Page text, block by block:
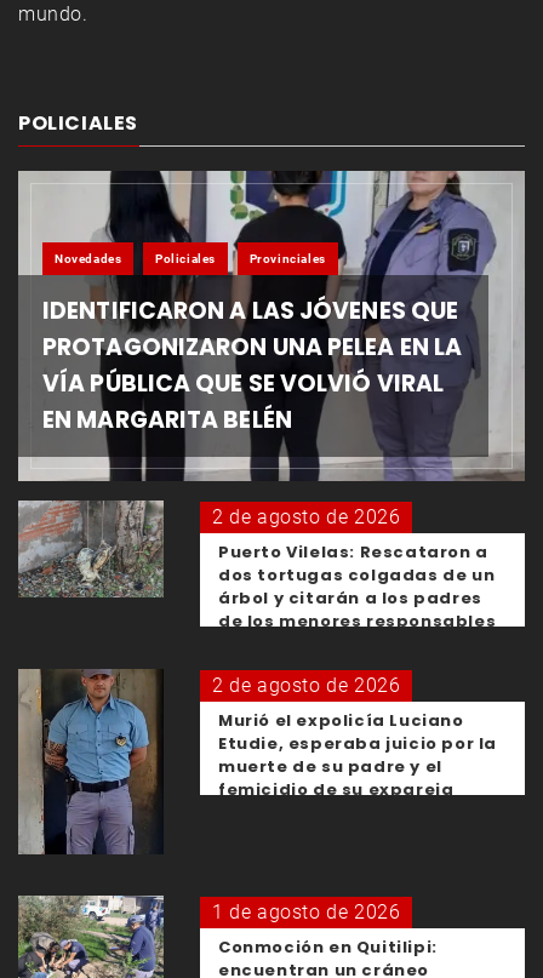
mundo.
POLICIALES
Novedades Policiales Provinciales
IDENTIFICARON A LAS JÓVENES QUE
PROTAGONIZARON UNA PELEA EN LA
VÍA PÚBLICA QUE SE VOLVIÓ VIRAL
EN MARGARITA BELÉN
2 de agosto de 2026
Puerto Vilelas: Rescataron a
dos tortugas colgadas de un
árbol y citarán a los padres
de los menores responsables
2 de agosto de 2026
Murió el expolicía Luciano
Etudie, esperaba juicio por la
muerte de su padre y el
femicidio de su expareja
1 de agosto de 2026
Conmoción en Quitilipi:
encuentran un cráneo